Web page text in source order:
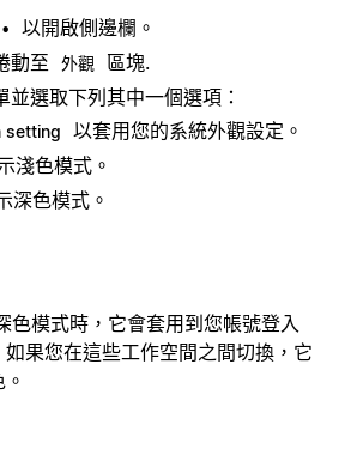
以開啟側邊欄。
動至 外觀
區塊.
並選取下列其中一個選項：
setting 以套用您的系統外觀設定。
淺色模式。
深色模式。
色模式時，它會套用到您帳號登入
果您在這些工作空間之間切換，它